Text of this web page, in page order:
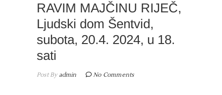
RAVIM MAJČINU RIJEČ,
Ljudski dom Šentvid,
subota, 20.4. 2024, u 18.
sati
Post Byadmin No Comments